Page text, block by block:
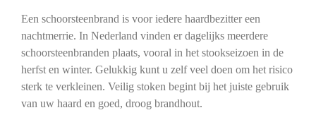
Een schoorsteenbrand is voor iedere haardbezitter een
nachtmerrie. In Nederland vinden er dagelijks meerdere
schoorsteenbranden plaats, vooral in het stookseizoen in de
herfst en winter. Gelukkig kunt u zelf veel doen om het risico
sterk te verkleinen. Veilig stoken begint bij het juiste gebruik
van uw haard en goed, droog brandhout.